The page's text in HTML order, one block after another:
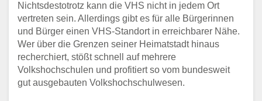
Nichtsdestotrotz kann die VHS nicht in jedem Ort
vertreten sein. Allerdings gibt es für alle Bürgerinnen
und Bürger einen VHS-Standort in erreichbarer Nähe.
Wer über die Grenzen seiner Heimatstadt hinaus
recherchiert, stößt schnell auf mehrere
Volkshochschulen und profitiert so vom bundesweit
gut ausgebauten Volkshochschulwesen.